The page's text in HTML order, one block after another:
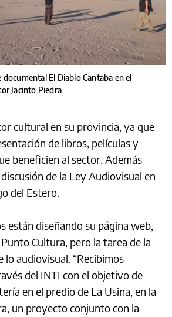
El Diablo Cantaba en el
Jacinto Piedra
cultural en su provincia, ya que
de libros, películas y
beneficien al sector. Además
de la Ley Audiovisual en
del Estero.
están diseñando su página web,
Cultura, pero la tarea de la
lo audiovisual. “Recibimos
del INTI con el objetivo de
en el predio de La Usina, en la
un proyecto conjunto con la